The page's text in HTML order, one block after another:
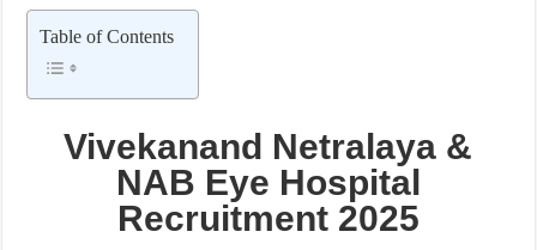
खुशखबर ! नागपूर विद्यापीठ मध्ये १३९ सहायक प्राध्यापक पदांची भरती सुरु ! Nagpur
Table of Contents
Vivekanand Netralaya &
NAB Eye Hospital
Recruitment 2025